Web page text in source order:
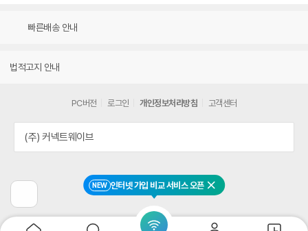
NEW 인터넷 가입 비교 서비스 오픈 닫기
빠른배송 안내
법적고지 안내
전
페
이
PC버전 로그인 개인정보처리방침 고객센터
(주) 커넥트웨이브